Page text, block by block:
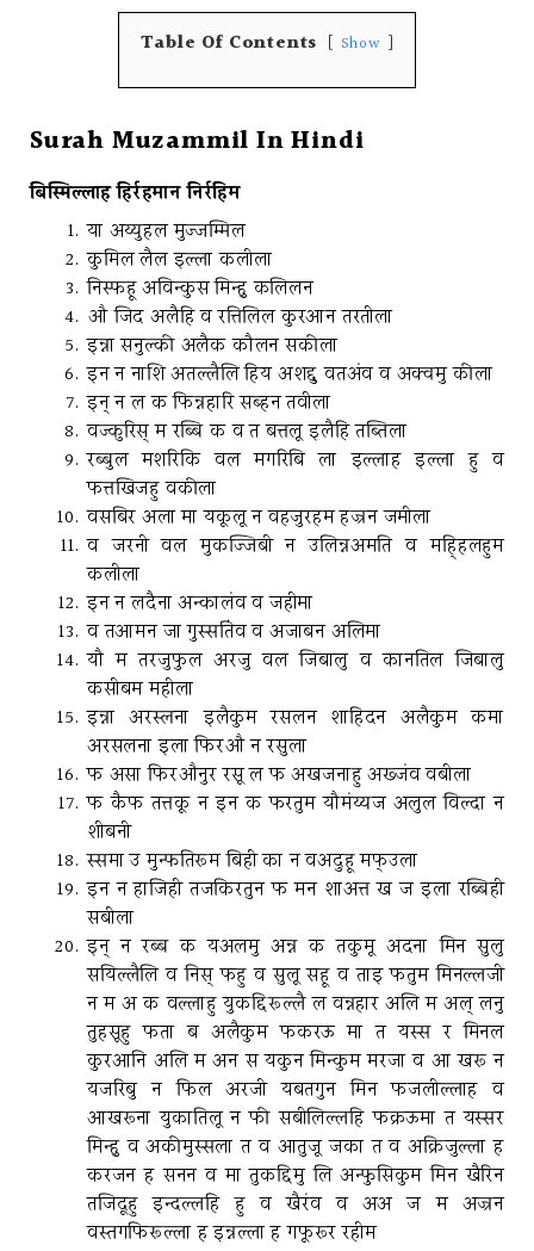
Table Of Contents Show
Surah Muzammil In Hindi
बिस्मिल्लाह हिर्रहमान निर्रहिम
या अय्युहल मुज्जम्मिल
कुमिल लैल इल्ला कलीला
निस्फहू अविन्कुस मिन्हु कलिलन
औ जिद अलैहि व रत्तिलिल कुरआन तरतीला
इन्ना सनुल्की अलैक कौलन सकीला
इन न नाशि अतल्लैलि हिय अशद्दु वतअंव व अक्वमु कीला
इन् न ल क फिन्नहारि सब्हन तवीला
वज्कुरिस् म रब्बि क व त बत्तलू इलैहि तब्तिला
रब्बुल मशरिकि वल मगरिबि ला इल्लाह इल्ला हु व
फत्तखिजहु वकीला
वसबिर अला मा यकूलू न वहजुरहम हज्रन जमीला
व जरनी वल मुकज्जिबी न उलिन्नअमति व महि्हलहुम
कलीला
इन न लदैना अन्कालंव व जहीमा
व तआमन जा गुस्सतिंव व अजाबन अलिमा
यौ म तरजुफुल अरजु वल जिबालु व कानतिल जिबालु
कसीबम महीला
इन्ना अरस्लना इलैकुम रसलन शाहिदन अलैकुम कमा
अरसलना इला फिरऔ न रसुला
फ असा फिरऔनुर रसू ल फ अखजनाहु अख्जंव वबीला
फ कैफ तत्तकू न इन क फरतुम यौमंय्यज अलुल विल्दा न
शीबनी
स्समा उ मुन्फतिरूम बिही का न वअदुहू मफ्उला
इन न हाजिही तजकिरतुन फ मन शाअत्त ख ज इला रब्बिही
सबीला
इन् न रब्ब क यअलमु अन्न क तकुमू अदना मिन सुलु
सयिल्लैलि व निस् फहु व सुलू सहू व ताइ फतुम मिनल्लजी
न म अ क वल्लाहु युकद्दिरूल्लै ल वन्नहार अलि म अल् लनु
तुहसूहु फता ब अलैकुम फकरऊ मा त यस्स र मिनल
कुरआनि अलि म अन स यकुन मिन्कुम मरजा व आ खरू न
यजरिबु न फिल अरजी यबतगुन मिन फजलील्लाह व
आखरूना युकातिलू न फी सबीलिल्लहि फक्रऊमा त यस्सर
मिन्हु व अकीमुस्सला त व आतुजू जका त व अक्रिजुल्ला ह
करजन ह सनन व मा तुकद्दिमु लि अन्फुसिकुम मिन खैरिन
तजिदूहु इन्दल्लहि हु व खैरंव व अअ ज म अज्रन
वस्तगफिरूल्ला ह इन्नल्ला ह गफूरूर रहीम